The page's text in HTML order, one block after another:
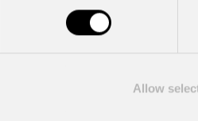
Allow
Iscriviti alla nostra